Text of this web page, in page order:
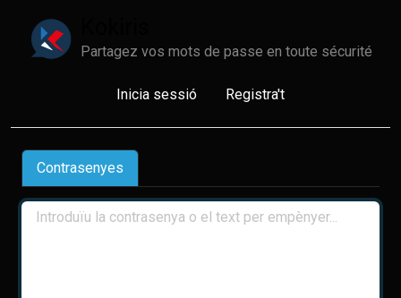
Partagez vos mots de passe en toute sécurité
Inicia sessió Registra't
Contrasenyes